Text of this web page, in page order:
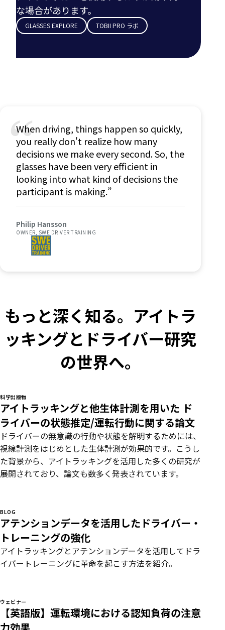
な場合があります。
GLASSES EXPLORE TOBII PRO ラボ
“
When driving, things happen so quickly,
you really don't realize how many
decisions we make every second. So, the
glasses have been very efficient in
looking into what kind of decisions the
participant is making.”
Philip Hansson
OWNER, SWE DRIVER TRAINING
もっと深く知る。アイトラ
ッキングとドライバー研究
の世界へ。
科学出版物
アイトラッキングと他生体計測を用いた ド
ライバーの状態推定/運転行動に関する論文
ドライバーの無意識の行動や状態を解明するためには、
視線計測をはじめとした生体計測が効果的です。こうし
た背景から、アイトラッキングを活用した多くの研究が
展開されており、論文も数多く発表されています。
BLOG
アテンションデータを活用したドライバー・
トレーニングの強化
アイトラッキングとアテンションデータを活用してドラ
イバートレーニングに革命を起こす方法を紹介。
ウェビナー
【英語版】運転環境における認知負荷の注意